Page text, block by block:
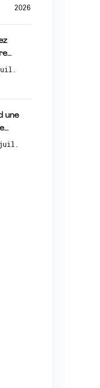
Ret
du
Juill
2026
une
une
: